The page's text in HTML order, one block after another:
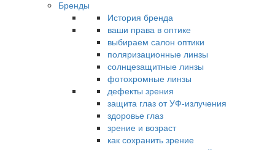
Бренды
История бренда
ваши права в оптике
выбираем салон оптики
поляризационные линзы
солнцезащитные линзы
фотохромные линзы
дефекты зрения
защита глаз от УФ-излучения
здоровье глаз
зрение и возраст
как сохранить зрение